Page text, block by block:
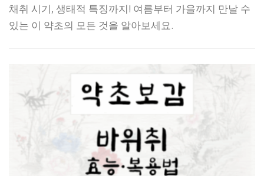
채취 시기, 생태적 특징까지! 여름부터 가을까지 만날 수
있는 이 약초의 모든 것을 알아보세요.